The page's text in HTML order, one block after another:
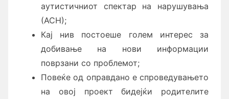
аутистичниот спектар на нарушувања
(АСН);
Кај нив постоеше голем интерес за
добивање на нови информации
поврзани со проблемот;
Повеќе од оправдано е спроведувањето
на овој проект бидејќи родителите